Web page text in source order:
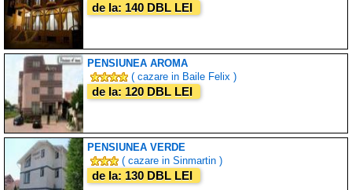
de la: 140 DBL LEI
PENSIUNEA AROMA
( cazare in Baile Felix )
de la: 120 DBL LEI
PENSIUNEA VERDE
( cazare in Sinmartin )
de la: 130 DBL LEI